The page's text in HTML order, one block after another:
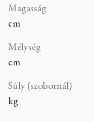
Magasság
cm
Mélység
cm
Súly (szobornál)
kg